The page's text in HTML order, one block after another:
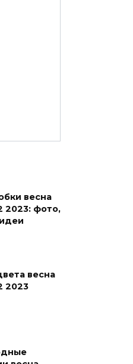
весна
2023: фото,
весна
2023